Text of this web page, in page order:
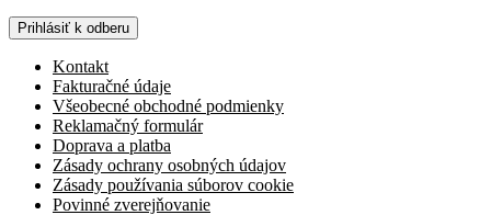
Prihlásiť k odberu
Kontakt
Fakturačné údaje
Všeobecné obchodné podmienky
Reklamačný formulár
Doprava a platba
Zásady ochrany osobných údajov
Zásady používania súborov cookie
Povinné zverejňovanie